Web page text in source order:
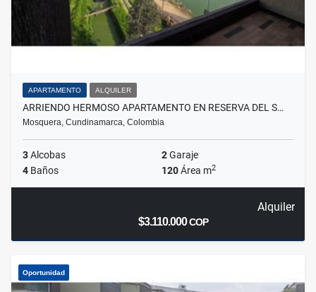
APARTAMENTO ALQUILER
ARRIENDO HERMOSO APARTAMENTO EN RESERVA DEL S…
Mosquera, Cundinamarca, Colombia
3Alcobas 2Garaje
4 Baños 120Área m2
Alquiler
$3.110.000COP
Oportunidad